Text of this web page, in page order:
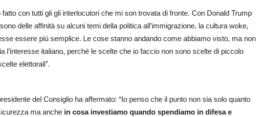
fatto con tutti gli gli interlocutori che mi son trovata di fronte. Con Donald Trump
delle affinità su alcuni temi della politica all’immigrazione, la cultura woke,
essere più semplice. Le cose stanno andando come abbiamo visto, ma non
l’interesse italiano, perché le scelte che io faccio non sono scelte di piccolo
elettorali”.
del Consiglio ha affermato: “Io penso che il punto non sia solo quanto
ma anche in cosa investiamo quando spendiamo in difesa e